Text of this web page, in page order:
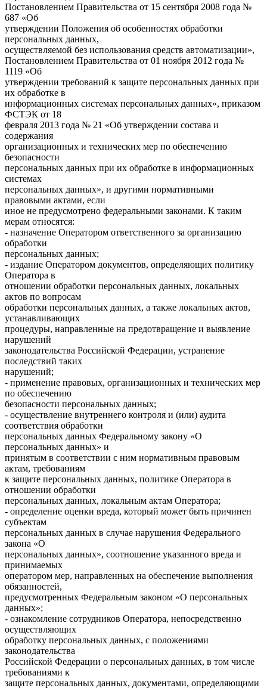
Постановлением Правительства от 15 сентября 2008 года №
687 «Об
утверждении Положения об особенностях обработки
персональных данных,
осуществляемой без использования средств автоматизации»,
Постановлением Правительства от 01 ноября 2012 года №
1119 «Об
утверждении требований к защите персональных данных при
их обработке в
информационных системах персональных данных», приказом
ФСТЭК от 18
февраля 2013 года № 21 «Об утверждении состава и
содержания
организационных и технических мер по обеспечению
безопасности
персональных данных при их обработке в информационных
системах
персональных данных», и другими нормативными
правовыми актами, если
иное не предусмотрено федеральными законами. К таким
мерам относятся:
- назначение Оператором ответственного за организацию
обработки
персональных данных;
- издание Оператором документов, определяющих политику
Оператора в
отношении обработки персональных данных, локальных
актов по вопросам
обработки персональных данных, а также локальных актов,
устанавливающих
процедуры, направленные на предотвращение и выявление
нарушений
законодательства Российской Федерации, устранение
последствий таких
нарушений;
- применение правовых, организационных и технических мер
по обеспечению
безопасности персональных данных;
- осуществление внутреннего контроля и (или) аудита
соответствия обработки
персональных данных Федеральному закону «О
персональных данных» и
принятым в соответствии с ним нормативным правовым
актам, требованиям
к защите персональных данных, политике Оператора в
отношении обработки
персональных данных, локальным актам Оператора;
- определение оценки вреда, который может быть причинен
субъектам
персональных данных в случае нарушения Федерального
закона «О
персональных данных», соотношение указанного вреда и
принимаемых
оператором мер, направленных на обеспечение выполнения
обязанностей,
предусмотренных Федеральным законом «О персональных
данных»;
- ознакомление сотрудников Оператора, непосредственно
осуществляющих
обработку персональных данных, с положениями
законодательства
Российской Федерации о персональных данных, в том числе
требованиями к
защите персональных данных, документами, определяющими